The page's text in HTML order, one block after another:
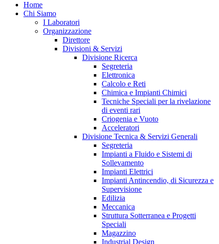
Home
Chi Siamo
I Laboratori
Organizzazione
Direttore
Divisioni & Servizi
Divisione Ricerca
Segreteria
Elettronica
Calcolo e Reti
Chimica e Impianti Chimici
Tecniche Speciali per la rivelazione
di eventi rari
Criogenia e Vuoto
Acceleratori
Divisione Tecnica & Servizi Generali
Segreteria
Impianti a Fluido e Sistemi di
Sollevamento
Impianti Elettrici
Impianti Antincendio, di Sicurezza e
Supervisione
Edilizia
Meccanica
Struttura Sotterranea e Progetti
Speciali
Magazzino
Industrial Design